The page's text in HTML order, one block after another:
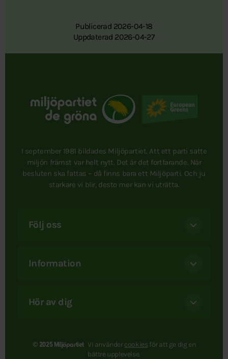
Publicerad 2026-04-18
Uppdaterad 2026-04-27
I september 1981 bildades Miljöpartiet. Att ett parti satte
miljön främst var helt nytt. Det är det fortfarande. När
besluten ska fattas – då finns bara ett Miljöparti. Och ju
starkare vi blir, desto mer kan vi uträtta.
Följ oss
Information
Hör av dig
© 2025 Miljöpartiet Vi användercookies för att ge dig en
bättre upplevelse.